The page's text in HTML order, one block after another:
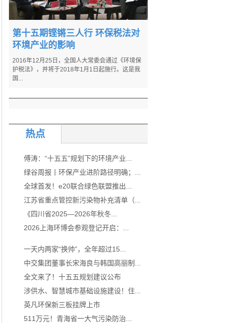
第十五期铿锵三人行 环保税法对
环境产业的影响
2016年12月25日，全国人大常委会通过《环境保
护税法》，并将于2018年1月1日起施行。这是我
国...
热点
傅涛：“十五五”规划下的环境产业...
绿谷周报丨环保产业进阶路径明确；...
全球首发！e20联合绿色联盟推出...
江苏省重点管控新污染物补充清单（...
《四川省2025—2026年秋冬...
2026上海环博会参观登记开启：...
一天内两家“换帅”，全年超过15...
中交集团董事长宋海良与韩国高丽制...
全文来了！十五五规划建议公布
涉供水、智慧城市基础设施建设！住...
英凡环保新三板挂牌上市
511万元！青海省一大气污染防治...